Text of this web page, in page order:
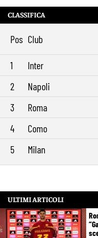
10:39 Alajbegovic, Pjanic svela
9:29
Roma, il mercato ora è
l’ala
CLASSIFICA
Pos Club
1 Inter
2
Napoli
3
Roma
4
Como
5
Milan
ULTIMI ARTICOLI